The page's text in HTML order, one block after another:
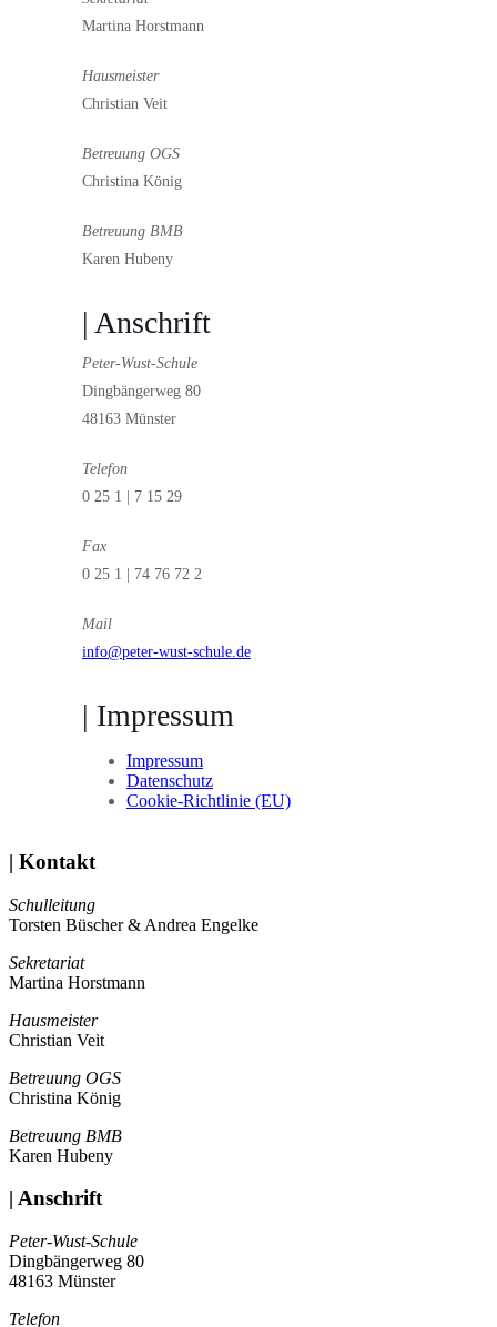
Martina Horstmann
Hausmeister
Christian Veit
Betreuung OGS
Christina König
Betreuung BMB
Karen Hubeny
| Anschrift
Peter-Wust-Schule
Dingbängerweg 80
48163 Münster
Telefon
0 25 1 | 7 15 29
Fax
0 25 1 | 74 76 72 2
Mail
info@peter-wust-schule.de
| Impressum
Impressum
Datenschutz
Cookie-Richtlinie (EU)
| Kontakt
Schulleitung
Torsten Büscher & Andrea Engelke
Sekretariat
Martina Horstmann
Hausmeister
Christian Veit
Betreuung OGS
Christina König
Betreuung BMB
Karen Hubeny
| Anschrift
Peter-Wust-Schule
Dingbängerweg 80
48163 Münster
Telefon